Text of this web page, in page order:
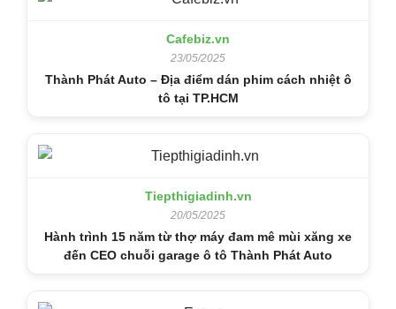
Cafebiz.vn
23/05/2025
Thành Phát Auto – Địa điểm dán phim cách nhiệt ô
tô tại TP.HCM
Tiepthigiadinh.vn
20/05/2025
Hành trình 15 năm từ thợ máy đam mê mùi xăng xe
đến CEO chuỗi garage ô tô Thành Phát Auto